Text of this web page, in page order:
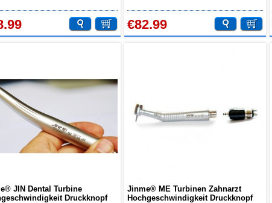
€82.99
JIN Dental Turbine
Druckknopf
Jinme® ME Turbinen Zahnarzt
Hochgeschwindigkeit Druckknopf